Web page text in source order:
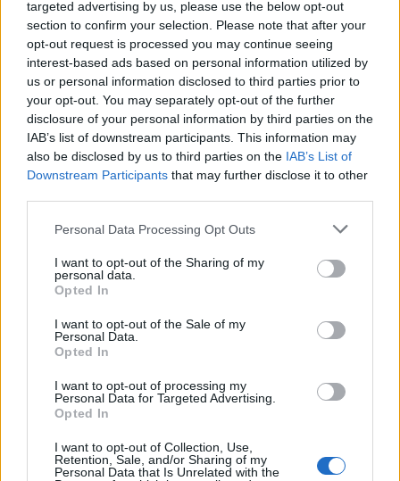
targeted advertising by us, please use the below opt-out
section to confirm your selection. Please note that after your
opt-out request is processed you may continue seeing
interest-based ads based on personal information utilized by
us or personal information disclosed to third parties prior to
your opt-out. You may separately opt-out of the further
disclosure of your personal information by third parties on the
IAB’s list of downstream participants. This information may
also be disclosed by us to third parties on the IAB’s List of
Downstream Participants that may further disclose it to other
Please note that this website/app uses one or more Google
not limited to your visit or usage behaviour. You may click to
grant or deny consent to Google and its third-party tags to
use your data for below specified purposes in below Google
consent section.
Personal Data Processing Opt Outs
I want to opt-out of the Sharing of my
personal data.
Opted In
I want to opt-out of the Sale of my
Personal Data.
Opted In
I want to opt-out of processing my
Personal Data for Targeted Advertising.
Opted In
I want to opt-out of Collection, Use,
Retention, Sale, and/or Sharing of my
Personal Data that Is Unrelated with the
dell’alba sulTrabocco Punta Cavalluccio,
immortalata da Alessandro D’Alfonso, un’immagine
che resta nel cuore e nella mente di chi visita
questi luoghi.
In conclusione, i borghi italiani sono molto più di
semplici destinazioni turistiche. Sono custodi di
immergersi in un patrimonio culturale unico e per
gustare piatti che raccontano la storia del territorio.
Quale borgo italiano visiterai per primo?
AiAdhubMedia